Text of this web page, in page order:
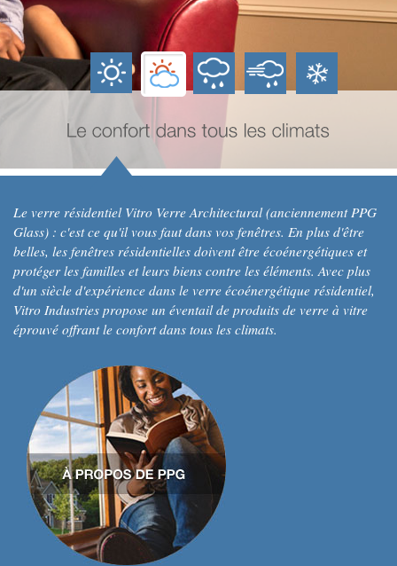
Le verre résidentiel Vitro Verre Architectural (anciennement PPG
Glass) : c'est ce qu'il vous faut dans vos fenêtres. En plus d'être
belles, les fenêtres résidentielles doivent être écoénergétiques et
protéger les familles et leurs biens contre les éléments. Avec plus
d'un siècle d'expérience dans le verre écoénergétique résidentiel,
Vitro Industries propose un éventail de produits de verre à vitre
éprouvé offrant le confort dans tous les climats.